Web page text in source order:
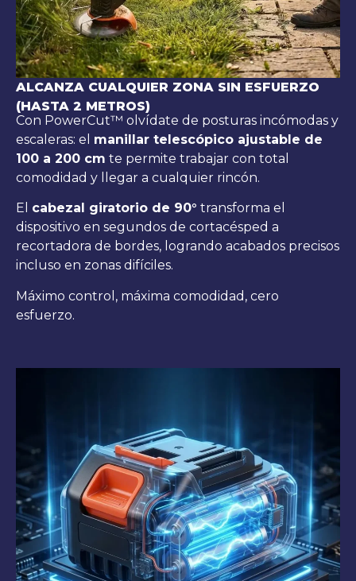
ALCANZA CUALQUIER ZONA SIN ESFUERZO
(HASTA 2 METROS)
Con PowerCut™ olvídate de posturas incómodas y
escaleras: el manillar telescópico ajustable de
100 a 200 cm te permite trabajar con total
comodidad y llegar a cualquier rincón.
El cabezal giratorio de 90° transforma el
dispositivo en segundos de cortacésped a
recortadora de bordes, logrando acabados precisos
incluso en zonas difíciles.
Máximo control, máxima comodidad, cero
esfuerzo.